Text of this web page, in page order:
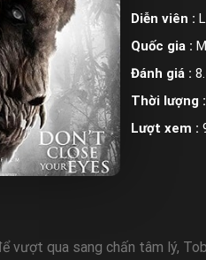
Diễn viên :
Quốc gia :
Đánh giá :
Thời lượng :
Lượt xem :
vượt qua sang chấn tâm lý,